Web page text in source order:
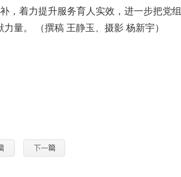
，着力提升服务育人实效，进一步把党
力量。 （撰稿 王静玉、摄影 杨新宇）